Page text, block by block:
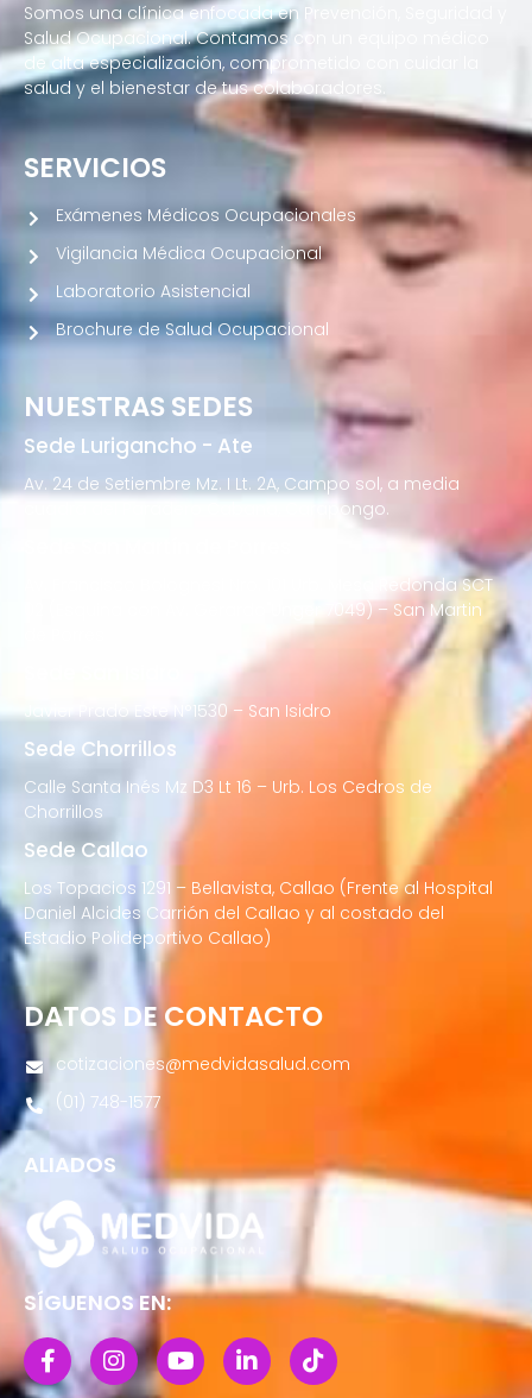
Somos una clínica enfocada en Prevención, Seguridad y
Salud Ocupacional. Contamos con un equipo médico
de alta especialización, comprometido con cuidar la
salud y el bienestar de tus colaboradores.
NUESTRAS SEDES
Sede Lurigancho - Ate
Av. 24 de Setiembre Mz. I Lt. 2A, Campo sol, a media
cuadra del Paradero Cabana, Carapongo.
Av. Francisco Bolognesi Nro. 101 Urb. Mesa Redonda SCT
02 (Esquina con Av. Gerardo Unger 7049) – San Martin
Javier Prado Este N°1530 – San Isidro
Sede Chorrillos
Calle Santa Inés Mz D3 Lt 16 – Urb. Los Cedros de
Chorrillos
Sede Callao
Los Topacios 1291 – Bellavista, Callao (Frente al Hospital
Daniel Alcides Carrión del Callao y al costado del
Estadio Polideportivo Callao)
SERVICIOS
Exámenes Médicos Ocupacionales
Vigilancia Médica Ocupacional
Laboratorio Asistencial
Brochure de Salud Ocupacional
DATOS DE CONTACTO
cotizaciones@medvidasalud.com
(01) 748-1577
ALIADOS
SÍGUENOS EN: